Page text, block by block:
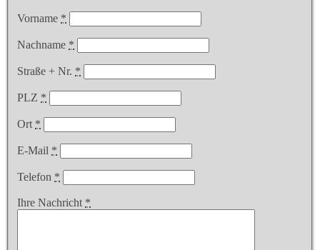
Vorname *
Nachname *
Straße + Nr. *
PLZ *
Ort *
E-Mail *
Telefon *
Ihre Nachricht *